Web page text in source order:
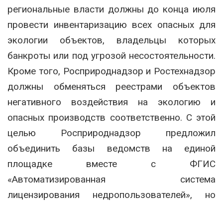
региональные власти должны до конца июля
провести инвентаризацию всех опасных для
экологии объектов, владельцы которых
банкроты или под угрозой несостоятельности.
Кроме того, Росприроднадзор и Ростехнадзор
должны обменяться реестрами объектов
негативного воздействия на экологию и
опасных производств соответственно. С этой
целью Росприроднадзор предложил
объединить базы ведомств на единой
площадке вместе с ФГИС
«Автоматизированная система
лицензирования недропользователей», но